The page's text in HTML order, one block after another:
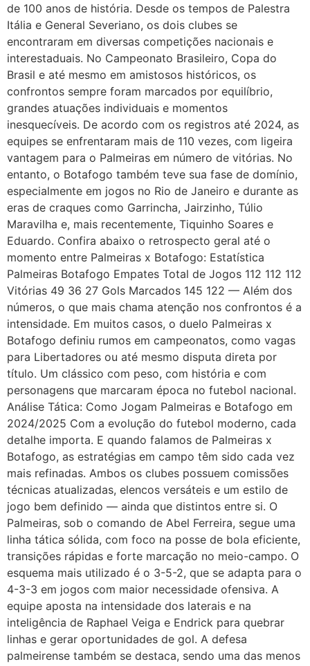
de 100 anos de história. Desde os tempos de Palestra
Itália e General Severiano, os dois clubes se
encontraram em diversas competições nacionais e
interestaduais. No Campeonato Brasileiro, Copa do
Brasil e até mesmo em amistosos históricos, os
confrontos sempre foram marcados por equilíbrio,
grandes atuações individuais e momentos
inesquecíveis. De acordo com os registros até 2024, as
equipes se enfrentaram mais de 110 vezes, com ligeira
vantagem para o Palmeiras em número de vitórias. No
entanto, o Botafogo também teve sua fase de domínio,
especialmente em jogos no Rio de Janeiro e durante as
eras de craques como Garrincha, Jairzinho, Túlio
Maravilha e, mais recentemente, Tiquinho Soares e
Eduardo. Confira abaixo o retrospecto geral até o
momento entre Palmeiras x Botafogo: Estatística
Palmeiras Botafogo Empates Total de Jogos 112 112 112
Vitórias 49 36 27 Gols Marcados 145 122 — Além dos
números, o que mais chama atenção nos confrontos é a
intensidade. Em muitos casos, o duelo Palmeiras x
Botafogo definiu rumos em campeonatos, como vagas
para Libertadores ou até mesmo disputa direta por
título. Um clássico com peso, com história e com
personagens que marcaram época no futebol nacional.
Análise Tática: Como Jogam Palmeiras e Botafogo em
2024/2025 Com a evolução do futebol moderno, cada
detalhe importa. E quando falamos de Palmeiras x
Botafogo, as estratégias em campo têm sido cada vez
mais refinadas. Ambos os clubes possuem comissões
técnicas atualizadas, elencos versáteis e um estilo de
jogo bem definido — ainda que distintos entre si. O
Palmeiras, sob o comando de Abel Ferreira, segue uma
linha tática sólida, com foco na posse de bola eficiente,
transições rápidas e forte marcação no meio-campo. O
esquema mais utilizado é o 3-5-2, que se adapta para o
4-3-3 em jogos com maior necessidade ofensiva. A
equipe aposta na intensidade dos laterais e na
inteligência de Raphael Veiga e Endrick para quebrar
linhas e gerar oportunidades de gol. A defesa
palmeirense também se destaca, sendo uma das menos